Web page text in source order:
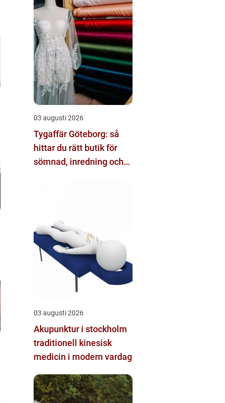
03 augusti 2026
Tygaffär Göteborg: så
hittar du rätt butik för
sömnad, inredning och
03 augusti 2026
Akupunktur i stockholm
traditionell kinesisk
medicin i modern vardag